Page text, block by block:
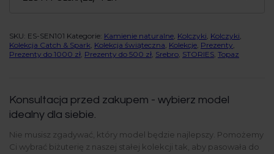
SKU: ES-SEN101 Kategorie: Kamienie naturalne Kolczyki Kolczyki
Kolekcja Catch & Spark Kolekcja świąteczna Kolekcje Prezenty
Prezenty do 1000 zł Prezenty do 500 zł Srebro STORIES Topaz
Konsultacja przed zakupem - wybierz model
idealny dla siebie.
Nie musisz zgadywać, który model będzie najlepszy. Pomożemy
Ci wybrać biżuterię z naszej stałej kolekcji tak, aby pasowała do